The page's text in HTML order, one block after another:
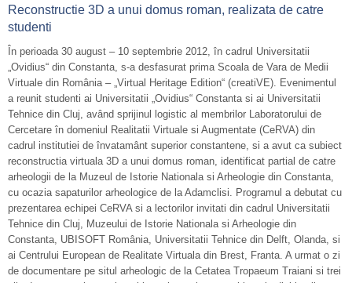
Reconstructie 3D a unui domus roman, realizata de catre
studenti
În perioada 30 august – 10 septembrie 2012, în cadrul Universitatii
„Ovidius“ din Constanta, s-a desfasurat prima Scoala de Vara de Medii
Virtuale din România – „Virtual Heritage Edition“ (creatiVE). Evenimentul
a reunit studenti ai Universitatii „Ovidius“ Constanta si ai Universitatii
Tehnice din Cluj, având sprijinul logistic al membrilor Laboratorului de
Cercetare în domeniul Realitatii Virtuale si Augmentate (CeRVA) din
cadrul institutiei de învatamânt superior constantene, si a avut ca subiect
reconstructia virtuala 3D a unui domus roman, identificat partial de catre
arheologii de la Muzeul de Istorie Nationala si Arheologie din Constanta,
cu ocazia sapaturilor arheologice de la Adamclisi. Programul a debutat cu
prezentarea echipei CeRVA si a lectorilor invitati din cadrul Universitatii
Tehnice din Cluj, Muzeului de Istorie Nationala si Arheologie din
Constanta, UBISOFT România, Universitatii Tehnice din Delft, Olanda, si
ai Centrului European de Realitate Virtuala din Brest, Franta. A urmat o zi
de documentare pe situl arheologic de la Cetatea Tropaeum Traiani si trei